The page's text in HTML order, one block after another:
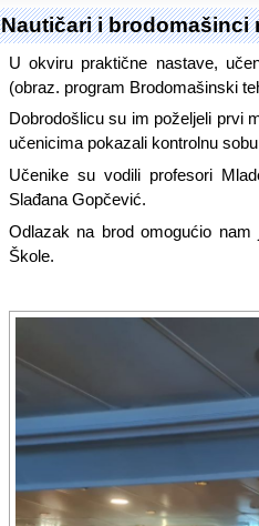
Nautičari i brodomašinci
U okviru praktične nastave,
(obraz. program Brodomašinski
Dobrodošlicu su im poželjeli prvi
učenicima pokazali kontrolnu
Učenike su vodili profesori
Slađana Gopčević.
Odlazak na brod omogućio
Škole.